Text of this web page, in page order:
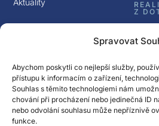
Spravovat
Abychom poskytli co nejlepší služby,
přístupu k informacím o zařízení,
Souhlas s těmito technologiemi nám
chování při procházení nebo jedinečná ID
nebo odvolání souhlasu může nepříznivě
funkce.
Z